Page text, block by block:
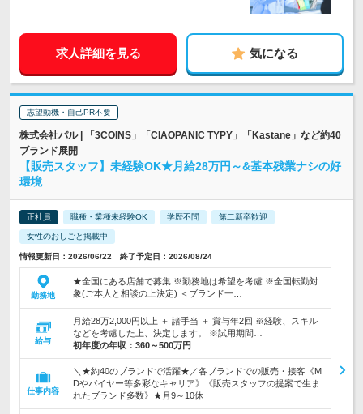
求人詳細を見る 気になる
志望動機・自己PR不要
株式会社パル | 「3COINS」「CIAOPANIC TYPY」「Kastane」など約40
ブランド展開
【販売スタッフ】未経験OK★月給28万円～&基本残業ナシの好
環境
正社員 職種・業種未経験OK 学歴不問 第二新卒歓迎
女性のおしごと掲載中
情報更新日：2026/06/22 終了予定日：2026/08/24
勤務地
★全国にある店舗で募集 ※勤務地は希望を考慮 ※全国転勤対
象(ご本人と相談の上決定) ＜ブランド一…
給与
月給28万2,000円以上 ＋ 諸手当 ＋ 賞与年2回 ※経験、スキル
などを考慮した上、決定します。 ※試用期間…
初年度の年収： 360～500万円
仕事内容
＼★約40のブランドで活躍★／各ブランドでの販売・接客《M
Dやバイヤー等多彩なキャリア》《販売スタッフの提案で生ま
れたブランド多数》★月9～10休